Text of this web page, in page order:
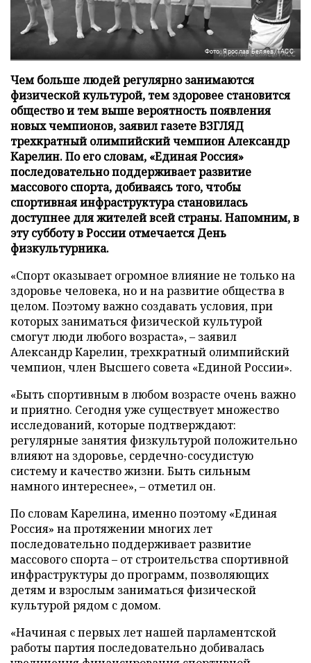
Фото: Ярослав Беляев/ТАСС
Чем больше людей регулярно занимаются
физической культурой, тем здоровее становится
общество и тем выше вероятность появления
новых чемпионов, заявил газете ВЗГЛЯД
трехкратный олимпийский чемпион Александр
Карелин. По его словам, «Единая Россия»
последовательно поддерживает развитие
массового спорта, добиваясь того, чтобы
спортивная инфраструктура становилась
доступнее для жителей всей страны. Напомним, в
эту субботу в России отмечается День
физкультурника.
«Спорт оказывает огромное влияние не только на
здоровье человека, но и на развитие общества в
целом. Поэтому важно создавать условия, при
которых заниматься физической культурой
смогут люди любого возраста», – заявил
Александр Карелин, трехкратный олимпийский
чемпион, член Высшего совета «Единой России».
«Быть спортивным в любом возрасте очень важно
и приятно. Сегодня уже существует множество
исследований, которые подтверждают:
регулярные занятия физкультурой положительно
влияют на здоровье, сердечно-сосудистую
систему и качество жизни. Быть сильным
намного интереснее», – отметил он.
По словам Карелина, именно поэтому «Единая
Россия» на протяжении многих лет
последовательно поддерживает развитие
массового спорта – от строительства спортивной
инфраструктуры до программ, позволяющих
детям и взрослым заниматься физической
культурой рядом с домом.
«Начиная с первых лет нашей парламентской
работы партия последовательно добивалась